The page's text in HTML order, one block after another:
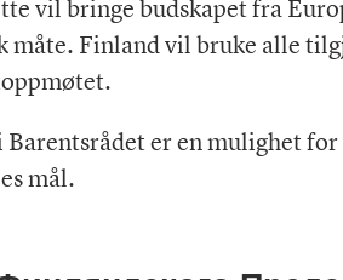
vil bringe budskapet fra
måte. Finland vil bruke alle
Barentsrådet er en mulighet
mål.